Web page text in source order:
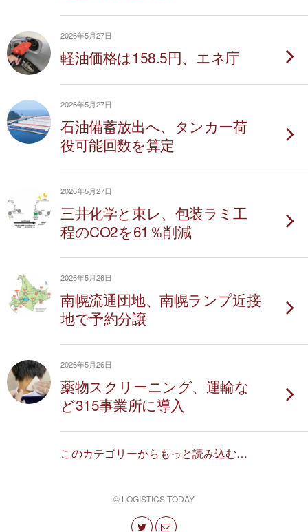
2026年5月27日
軽油価格は158.5円、エネ庁
2026年5月27日
石油備蓄放出へ、タンカー荷
役可能回数を算定
2026年5月27日
三井化学と東レ、包装ラミ工
程のCO2を61％削減
2026年5月26日
南幌流通団地、南幌ランプ近接
地で予約分譲
2026年5月26日
薬物スクリーニング、運輸な
ど315事業所に導入
このカテゴリーからもっと読み込む…
© LOGISTICS TODAY